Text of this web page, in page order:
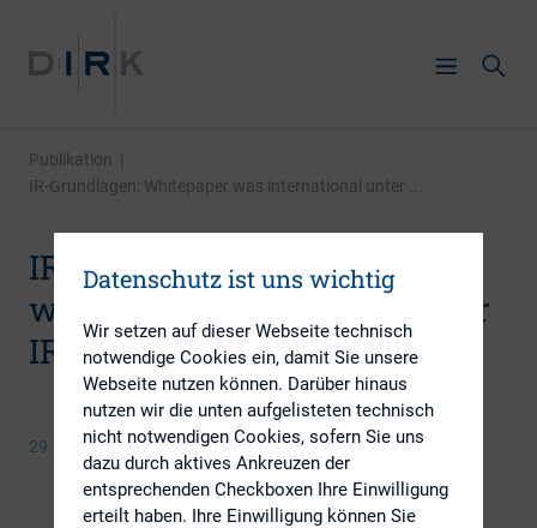
Publikation |
IR-Grundlagen: Whitepaper was international unter ...
IR-Grundlagen: Whitepaper
was international unter guter
IR-Arbeit verstanden wird
29. April 2014
Datenschutz ist uns wichtig
Wir setzen auf dieser Webseite technisch
notwendige Cookies ein, damit Sie unsere
Webseite nutzen können. Darüber hinaus
nutzen wir die unten aufgelisteten technisch
nicht notwendigen Cookies, sofern Sie uns
dazu durch aktives Ankreuzen der
entsprechenden Checkboxen Ihre Einwilligung
erteilt haben. Ihre Einwilligung können Sie